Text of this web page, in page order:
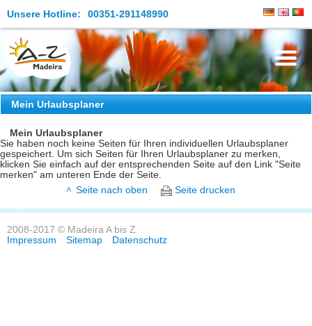
Unsere Hotline: 00351-291148990
Die Insel
Madeira Erleben
Aktuelles
Reiseangebote
Kontakt
Mein Urlaubsplaner
Mein Urlaubsplaner
Sie haben noch keine Seiten für Ihren individuellen Urlaubsplaner
gespeichert. Um sich Seiten für Ihren Urlaubsplaner zu merken,
klicken Sie einfach auf der entsprechenden Seite auf den Link "Seite
merken" am unteren Ende der Seite.
Seite nach oben
Seite drucken
2008-2017 © Madeira A bis Z
Impressum
Sitemap Datenschutz